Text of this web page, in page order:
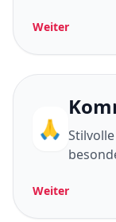
Weiter
🙏
Weiter